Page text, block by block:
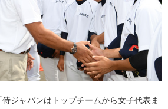
ジャパンはトップチームから女子代表ま